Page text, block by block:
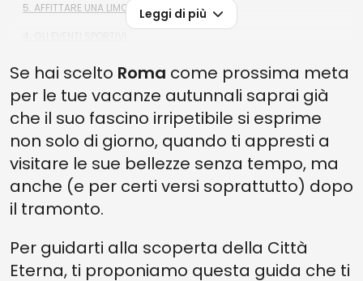
5. AFFITTARE UNA LIMOUSINE
3. VISITA DA BRIVIDO ALLE CATACOMBE
2. AMMIRARE LE STELLE DAL COLOSSEO
1. UNA NOTTE ALL'OPERA
LE MERAVIGLIE DI ROMA DI NOTTE PER TUTTI
Leggi di più
Se hai scelto Roma come prossima meta
per le tue vacanze autunnali saprai già
che il suo fascino irripetibile si esprime
non solo di giorno, quando ti appresti a
visitare le sue bellezze senza tempo, ma
anche (e per certi versi soprattutto) dopo
il tramonto.
Per guidarti alla scoperta della Città
Eterna, ti proponiamo questa guida che ti